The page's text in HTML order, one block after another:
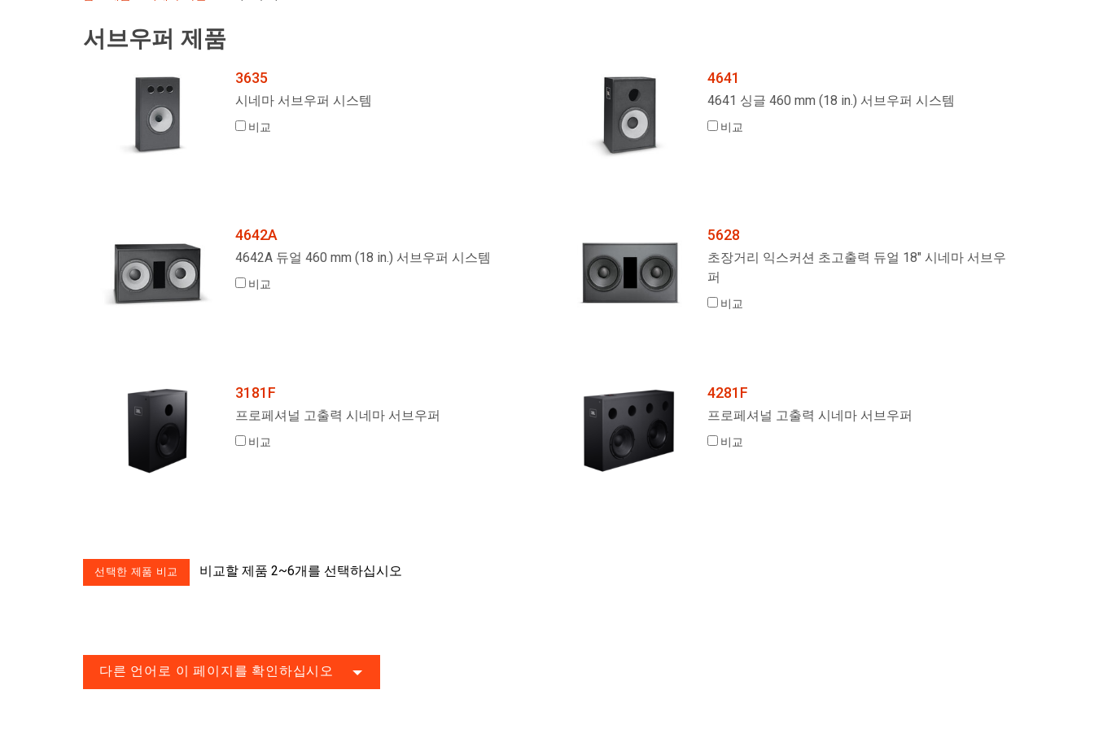
서브우퍼 제품
3635
시네마 서브우퍼 시스템
비교
4641
4641 싱글 460 mm (18 in.) 서브우퍼 시스템
비교
4642A
4642A 듀얼 460 mm (18 in.) 서브우퍼 시스템
비교
5628
초장거리 익스커션 초고출력 듀얼 18" 시네마 서브우
퍼
비교
3181F
프로페셔널 고출력 시네마 서브우퍼
비교
4281F
프로페셔널 고출력 시네마 서브우퍼
비교
비교할 제품 2~6개를 선택하십시오
다른 언어로 이 페이지를 확인하십시오